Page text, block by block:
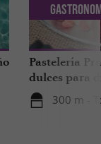
Pastelería
dulces para
a 1 hora de
300 m -